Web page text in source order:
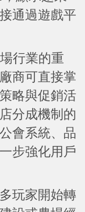
通過遊戲平
行業的重
商可直接掌
略與促銷活
分成機制的
會系統、品
步強化用戶
玩家開始轉